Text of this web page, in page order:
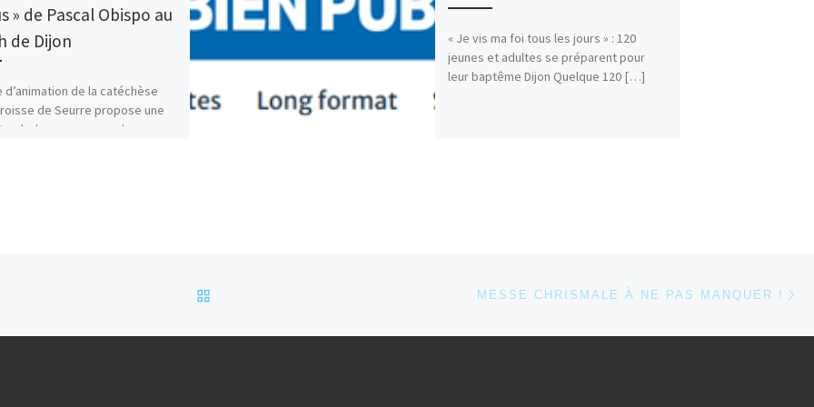
» de Pascal Obispo au
de Dijon
d’animation de la catéchèse
de Seurre propose une
tombola pour gagner des
« Je vis ma foi tous les jours » : 120
jeunes et adultes se préparent pour
leur baptême Dijon Quelque 120 […]
RETOUR À LA LISTE DES ARTICLESMESSE CHRISMALE À NE PAS MANQUER !